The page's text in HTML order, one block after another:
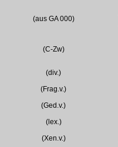
(aus GA 000)
(C-Zw)
(div.)
(Frag.v.)
(Ged.v.)
(lex.)
(Xen.v.)